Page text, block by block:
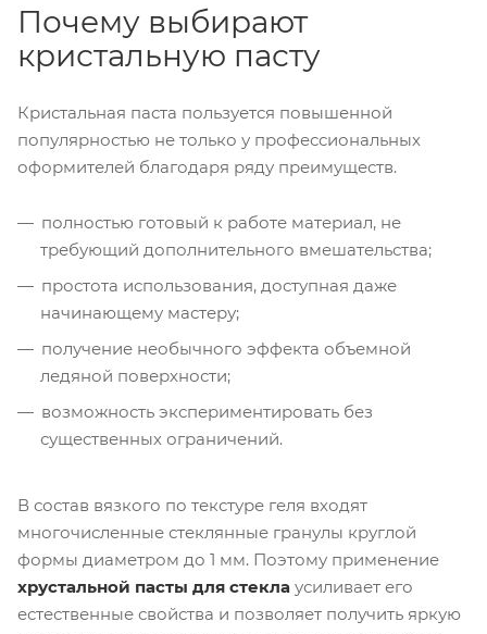
Почему выбирают
кристальную пасту
Кристальная паста пользуется повышенной
популярностью не только у профессиональных
оформителей благодаря ряду преимуществ.
полностью готовый к работе материал, не
требующий дополнительного вмешательства;
простота использования, доступная даже
начинающему мастеру;
получение необычного эффекта объемной
ледяной поверхности;
возможность экспериментировать без
существенных ограничений.
В состав вязкого по текстуре геля входят
многочисленные стеклянные гранулы круглой
формы диаметром до 1 мм. Поэтому применение
хрустальной пасты для стекла усиливает его
естественные свойства и позволяет получить яркую